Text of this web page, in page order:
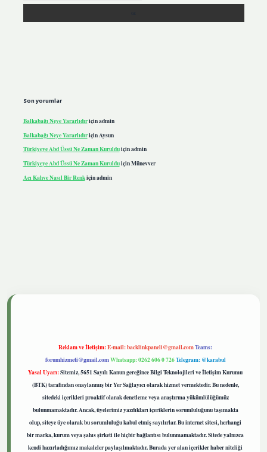
Son yorumlar
Balkabağı Neye Yararlıdıriçinadmin
Balkabağı Neye Yararlıdıriçin Aysun
Türkiyeye Abd Üssü Ne Zaman Kurulduiçinadmin
Türkiyeye Abd Üssü Ne Zaman KurulduiçinMünevver
Acı Kahve Nasıl Bir Renkiçinadmin
Reklam ve İletişim:E-mail:backlinkpaneli@gmail.comTeams:
forumhizmeti@gmail.comWhatsapp: 0262 606 0 726Telegram: @karabul
Yasal Uyarı:Sitemiz, 5651 Sayılı Kanun gereğince Bilgi Teknolojileri ve İletişim Kurumu
(BTK) tarafından onaylanmış bir Yer Sağlayıcı olarak hizmet vermektedir. Bu nedenle,
sitedeki içerikleri proaktif olarak denetleme veya araştırma yükümlülüğümüz
bulunmamaktadır. Ancak, üyelerimiz yazdıkları içeriklerin sorumluluğunu taşımakta
olup, siteye üye olarak bu sorumluluğu kabul etmiş sayılırlar. Bu internet sitesi, herhangi
bir marka, kurum veya şahıs şirketi ile hiçbir bağlantısı bulunmamaktadır. Sitede yalnızca
kendi hazırladığımız makaleler paylaşılmaktadır. Burada yer alan içerikler haber niteliği